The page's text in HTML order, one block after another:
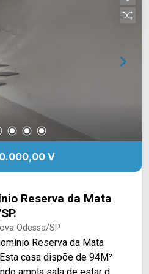
sendo 01 master; > 04
> 04 vagas de
no
este condomínio
Kivitz, Av. Ampélio
Freitas Crisciuma e Av.
com Mc Donald`s,
Colégio Abba,
Subway,
e agende a sua visita!!
3475-4546 ARBIX
V
Reserva da Mata
Odessa/SP
Reserva da Mata
ampla sala de estar de